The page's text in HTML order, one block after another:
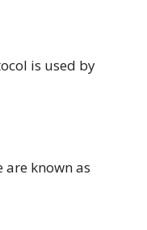
is used by
are known as